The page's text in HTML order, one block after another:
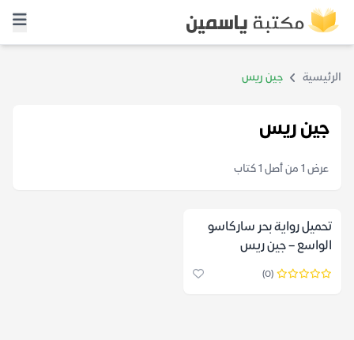
الرئيسية جين ريس
جين ريس
عرض 1 من أصل 1 كتاب
تحميل رواية بحر ساركاسو
الواسع – جين ريس
(0)